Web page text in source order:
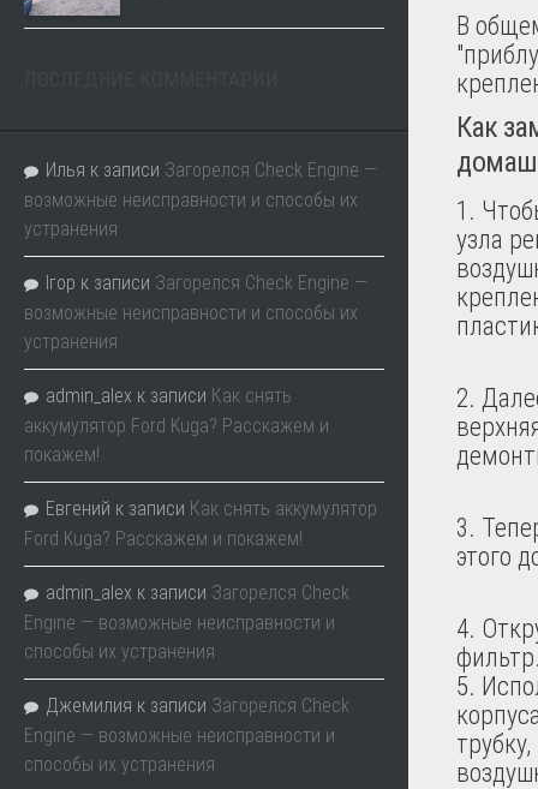
В
Как
узла
этого
Илья к записи Загорелся Check Engine —
возможные неисправности и способы их
устранения
Ігор к записи Загорелся Check Engine —
возможные неисправности и способы их
устранения
admin_alex к записи Как снять
аккумулятор Ford Kuga? Расскажем и
покажем!
Евгений к записи Как снять аккумулятор
Ford Kuga? Расскажем и покажем!
admin_alex к записи Загорелся Check
Engine — возможные неисправности и
способы их устранения
Джемилия к записи Загорелся Check
Engine — возможные неисправности и
способы их устранения